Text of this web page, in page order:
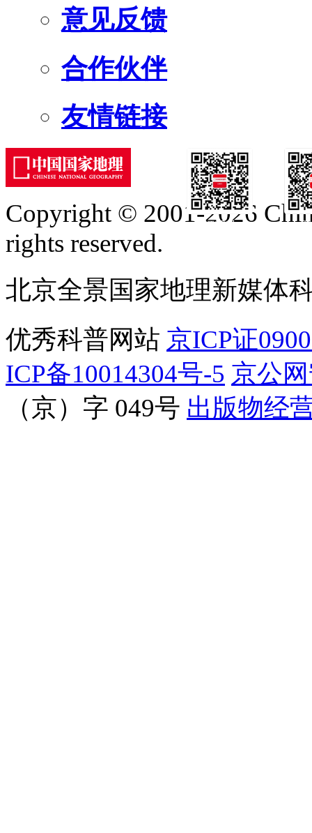
意见反馈
合作伙伴
友情链接
订阅号
Copyright © 2001-2026
rights reserved.
北京全景国家地理新媒体
优秀科普网站 京ICP证
ICP备10014304号-5 京公
（京）字 049号 出版物经